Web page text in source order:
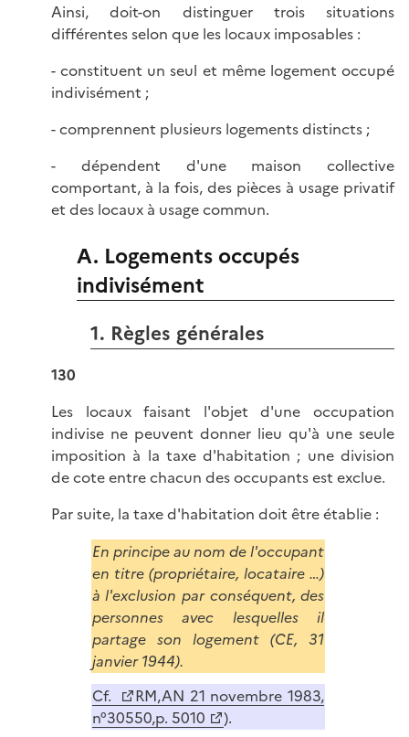
Ainsi, doit-on distinguer trois situations
différentes selon que les locaux imposables :
- constituent un seul et même logement occupé
indivisément ;
- comprennent plusieurs logements distincts ;
- dépendent d'une maison collective
comportant, à la fois, des pièces à usage privatif
et des locaux à usage commun.
A. Logements occupés
indivisément
1. Règles générales
130
Les locaux faisant l'objet d'une occupation
indivise ne peuvent donner lieu qu'à une seule
imposition à la taxe d'habitation ; une division
de cote entre chacun des occupants est exclue.
Par suite, la taxe d'habitation doit être établie :
En principe au nom de l'occupant
en titre (propriétaire, locataire …)
à l'exclusion par conséquent, des
personnes avec lesquelles il
partage son logement (CE, 31
janvier 1944).
Cf.
RM,AN 21 novembre 1983,
n°30550,p. 5010
).